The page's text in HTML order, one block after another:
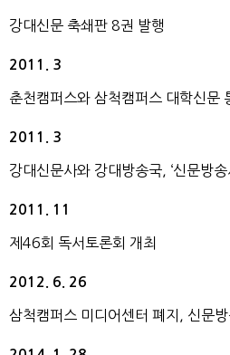
강대신문 축쇄판 8권 발행
2011. 3
춘천캠퍼스와 삼척캠퍼스 대학신문
2011. 3
강대신문사와 강대방송국, ‘신문방송
2011. 11
제46회 독서토론회 개최
2012. 6. 26
삼척캠퍼스 미디어센터 폐지, 신문방